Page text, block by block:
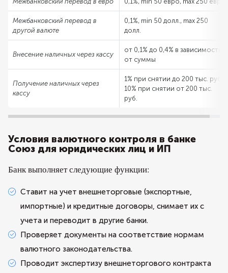
Межбанковский перевод в
другой валюте
0,1%, min 50 долл., max 250
долл.
Внесение наличных через кассу
от 0,1% до 0,4% в зависимости
от суммы
Получение наличных через
кассу
1% при снятии до 200 тыс. руб.,
10% при снятии от 200 тыс.
руб.
Условия валютного контроля в банке
Союз для юридических лиц и ИП
Банк выполняет следующие функции:
Ставит на учет внешнеторговые (экспортные,
импортные) и кредитные договоры, снимает их с
учета и переводит в другие банки.
Проверяет документы на соответствие нормам
валютного законодательства.
Проводит экспертизу внешнеторгового контракта